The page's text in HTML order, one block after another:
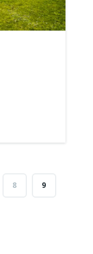
8 9